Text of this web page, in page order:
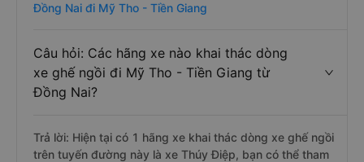
Đồng Nai đi Mỹ Tho - Tiền Giang
Câu hỏi: Các hãng xe nào khai thác dòng
xe ghế ngồi đi Mỹ Tho - Tiền Giang từ
Đồng Nai?
Trả lời: Hiện tại có 1 hãng xe khai thác dòng xe ghế ngồi
trên tuyến đường này là xe Thúy Điệp, bạn có thể tham